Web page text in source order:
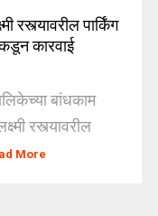
पार्किंग
कारवाई
बांधकाम
रस्त्यावरील
More